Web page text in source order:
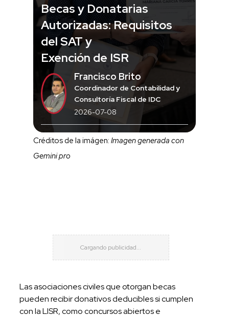
Becas y Donatarias
Autorizadas: Requisitos
del SAT y
Exención de ISR
Francisco Brito
Coordinador de Contabilidad y
Consultoría Fiscal de IDC
2026-07-08
Créditos de la imágen: Imagen generada con
Gemini pro
Las asociaciones civiles que otorgan becas
pueden recibir donativos deducibles si cumplen
con la LISR, como concursos abiertos e